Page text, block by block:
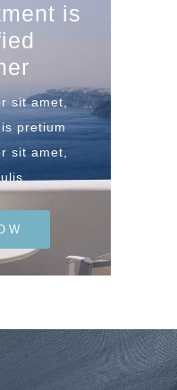
is
sit amet,
pretium​
sit amet,